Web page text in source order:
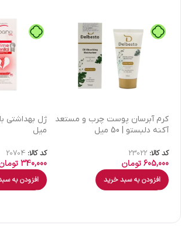
كرم آبرسان پوست چرب و مستعد
آکنه دلبستو | 50 میل
کد کالا: 23022
605,000تومان
افزودن به سبد خرید
میل
کد کالا: 20704
340,000
افزودن به